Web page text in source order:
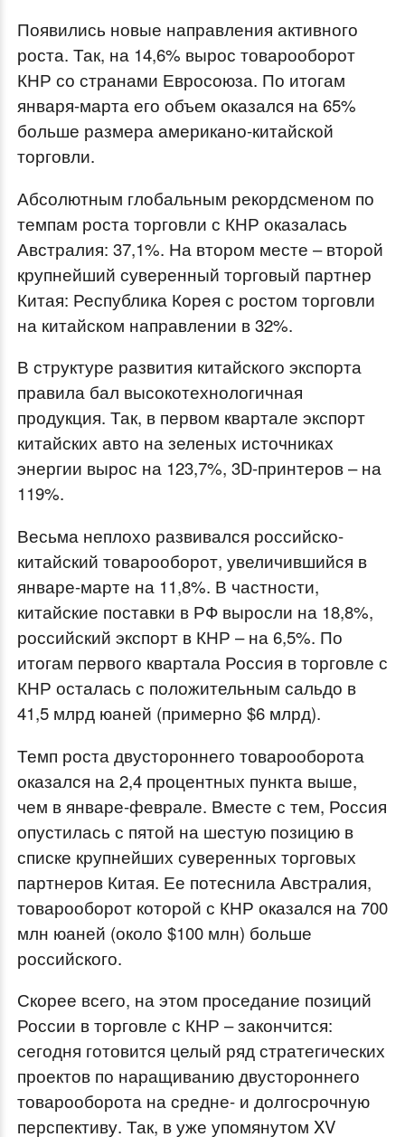
Появились новые направления активного
роста. Так, на 14,6% вырос товарооборот
КНР со странами Евросоюза. По итогам
января-марта его объем оказался на 65%
больше размера американо-китайской
торговли.
Абсолютным глобальным рекордсменом по
темпам роста торговли с КНР оказалась
Австралия: 37,1%. На втором месте – второй
крупнейший суверенный торговый партнер
Китая: Республика Корея с ростом торговли
на китайском направлении в 32%.
В структуре развития китайского экспорта
правила бал высокотехнологичная
продукция. Так, в первом квартале экспорт
китайских авто на зеленых источниках
энергии вырос на 123,7%, 3D-принтеров – на
119%.
Весьма неплохо развивался российско-
китайский товарооборот, увеличившийся в
январе-марте на 11,8%. В частности,
китайские поставки в РФ выросли на 18,8%,
российский экспорт в КНР – на 6,5%. По
итогам первого квартала Россия в торговле с
КНР осталась с положительным сальдо в
41,5 млрд юаней (примерно $6 млрд).
Темп роста двустороннего товарооборота
оказался на 2,4 процентных пункта выше,
чем в январе-феврале. Вместе с тем, Россия
опустилась с пятой на шестую позицию в
списке крупнейших суверенных торговых
партнеров Китая. Ее потеснила Австралия,
товарооборот которой с КНР оказался на 700
млн юаней (около $100 млн) больше
российского.
Скорее всего, на этом проседание позиций
России в торговле с КНР – закончится:
сегодня готовится целый ряд стратегических
проектов по наращиванию двустороннего
товарооборота на средне- и долгосрочную
перспективу. Так, в уже упомянутом XV